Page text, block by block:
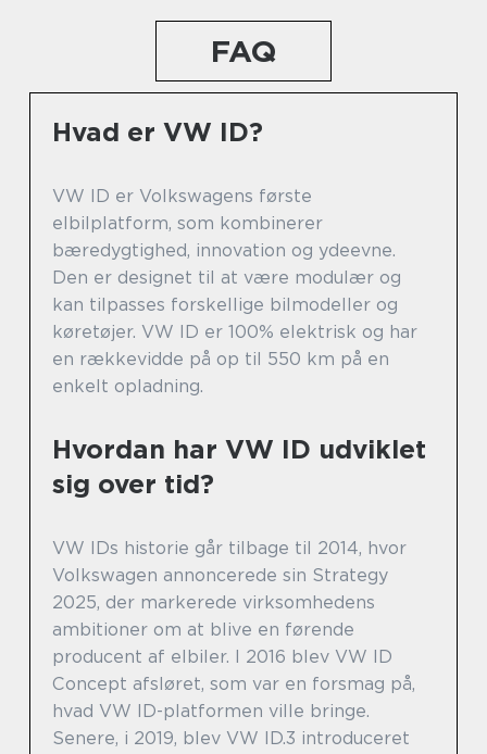
FAQ
Hvad er VW ID?
VW ID er Volkswagens første
elbilplatform, som kombinerer
bæredygtighed, innovation og ydeevne.
Den er designet til at være modulær og
kan tilpasses forskellige bilmodeller og
køretøjer. VW ID er 100% elektrisk og har
en rækkevidde på op til 550 km på en
enkelt opladning.
Hvordan har VW ID udviklet
sig over tid?
VW IDs historie går tilbage til 2014, hvor
Volkswagen annoncerede sin Strategy
2025, der markerede virksomhedens
ambitioner om at blive en førende
producent af elbiler. I 2016 blev VW ID
Concept afsløret, som var en forsmag på,
hvad VW ID-platformen ville bringe.
Senere, i 2019, blev VW ID.3 introduceret